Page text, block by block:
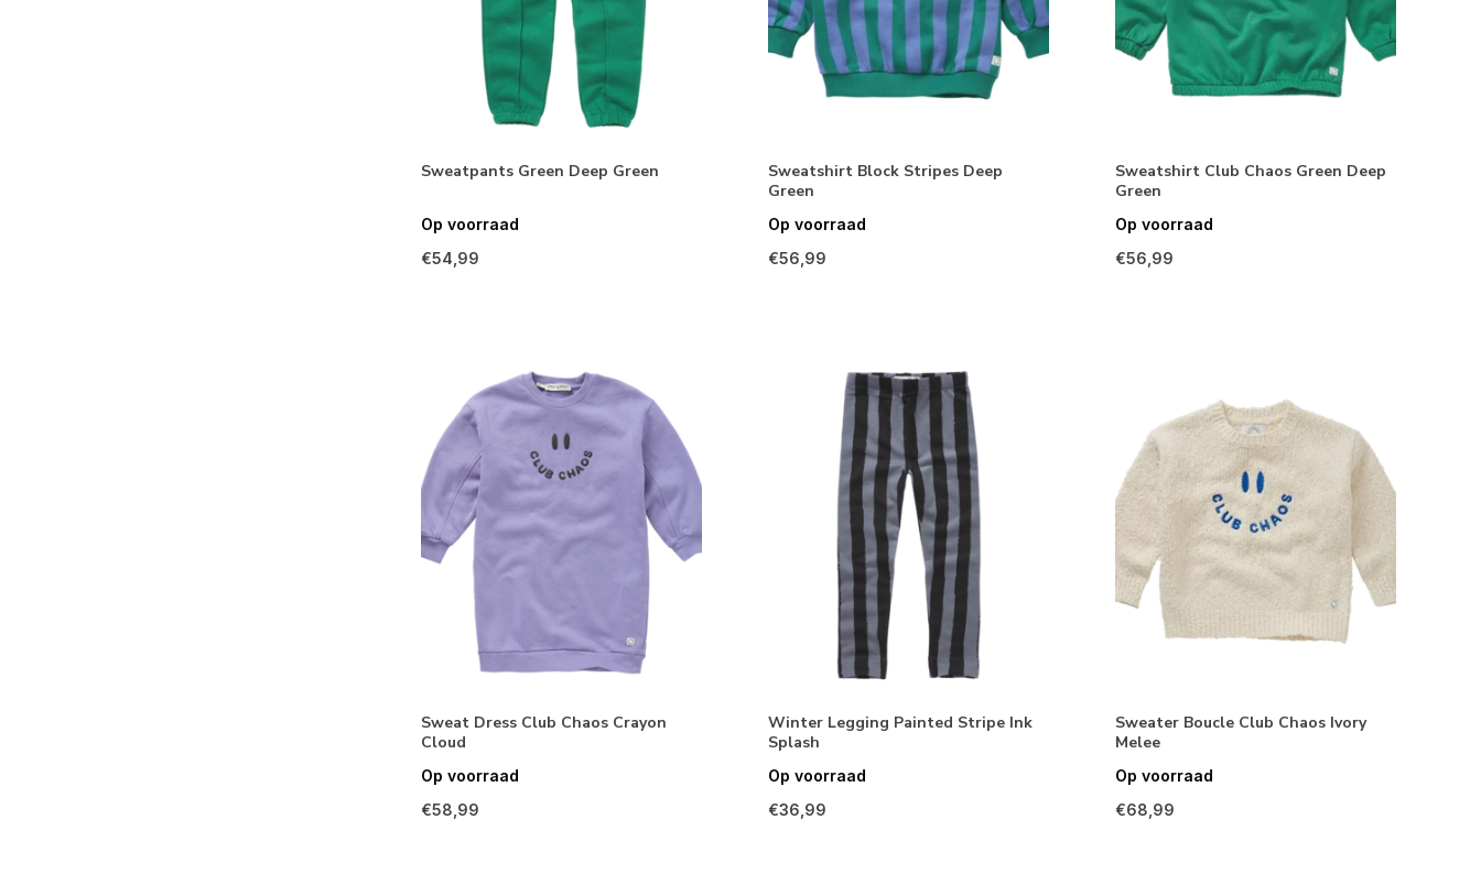
Sweatpants Green Deep Green
Op voorraad
€54,99
Sweatshirt Block Stripes Deep
Green
Op voorraad
€56,99
Sweatshirt Club Chaos Green Deep
Green
Op voorraad
€56,99
Sweat Dress Club Chaos Crayon
Cloud
Op voorraad
€58,99
Winter Legging Painted Stripe Ink
Splash
Op voorraad
€36,99
Sweater Boucle Club Chaos Ivory
Melee
Op voorraad
€68,99